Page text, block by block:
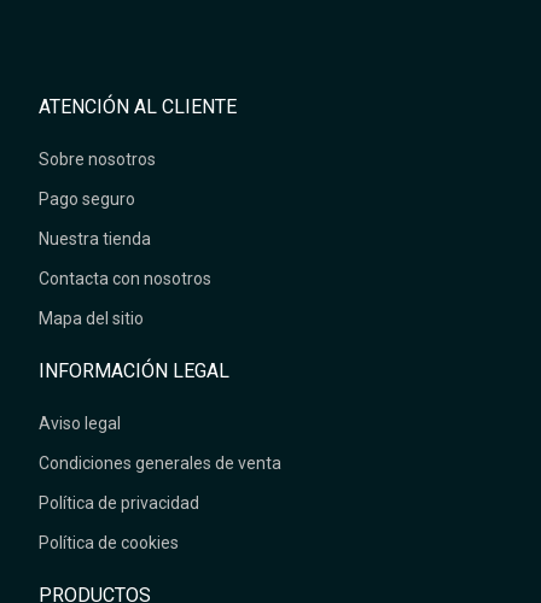
ATENCIÓN AL CLIENTE
Sobre nosotros
Pago seguro
Nuestra tienda
Contacta con nosotros
Mapa del sitio
INFORMACIÓN LEGAL
Aviso legal
Condiciones generales de venta
Política de privacidad
Política de cookies
PRODUCTOS